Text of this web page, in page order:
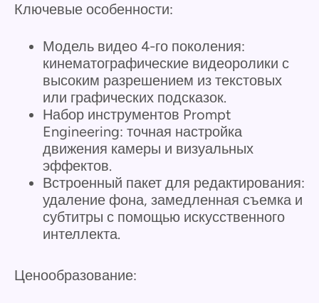
Ключевые особенности:
Модель видео 4-го поколения:
кинематографические видеоролики с
высоким разрешением из текстовых
или графических подсказок.
Набор инструментов Prompt
Engineering: точная настройка
движения камеры и визуальных
эффектов.
Встроенный пакет для редактирования:
удаление фона, замедленная съемка и
субтитры с помощью искусственного
интеллекта.
Ценообразование: